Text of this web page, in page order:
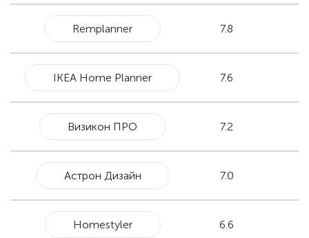
Remplanner 7.8
IKEA Home Planner 7.6
Визикон ПРО 7.2
Астрон Дизайн 7.0
Homestyler 6.6